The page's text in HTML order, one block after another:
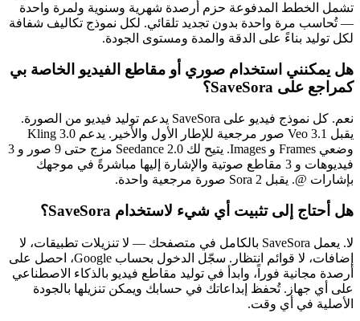
تشمل الخطط المدفوعة حزم أرصدة شهرية وسنوية ولمرة واحدة
— تُحاسب مرة واحدة بدون تجديد تلقائي. لكل نموذج تكاليف شفافة
لكل توليد بناءً على الدقة والمدة ومستوى الجودة.
هل يمكنني استخدام صوري أو مقاطع الفيديو الخاصة بي
كمراجع على SaveSora؟
نعم. كل نموذج فيديو على SaveSora يدعم توليد فيديو من الصورة.
يقبل Veo 3.1 صور مرجعية للإطار الأول والأخير. يدعم Kling 3.0
وضعي Frames و Images. يتيح لك Seedance 2.0 مزج حتى 9 صور و 3
فيديوهات و 3 مقاطع صوتية والإشارة إليها مباشرةً في موجهك
بإشارات @. يقبل Sora 2 صورة مرجعية واحدة.
هل أحتاج إلى تثبيت أي شيء لاستخدام SaveSora؟
لا. يعمل SaveSora بالكامل في متصفحك — لا تنزيلات تطبيقات، لا
إضافات، لا قوائم انتظار. سجّل الدخول بحساب Google، احصل على
أرصدة مجانية فوراً، وابدأ في توليد مقاطع فيديو بالذكاء الاصطناعي
على أي جهاز. تُحفظ إبداعاتك في حسابك ويمكن تنزيلها بالجودة
الأصلية في أي وقت.